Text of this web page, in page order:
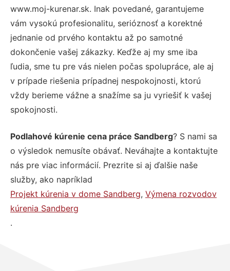
www.moj-kurenar.sk. Inak povedané, garantujeme
vám vysokú profesionalitu, serióznosť a korektné
jednanie od prvého kontaktu až po samotné
dokončenie vašej zákazky. Keďže aj my sme iba
ľudia, sme tu pre vás nielen počas spolupráce, ale aj
v prípade riešenia prípadnej nespokojnosti, ktorú
vždy berieme vážne a snažíme sa ju vyriešiť k vašej
spokojnosti.
Podlahové kúrenie cena práce Sandberg? S nami sa
o výsledok nemusíte obávať. Neváhajte a kontaktujte
nás pre viac informácií. Prezrite si aj ďalšie naše
služby, ako napríklad
Projekt kúrenia v dome Sandberg, Výmena rozvodov
kúrenia Sandberg
.